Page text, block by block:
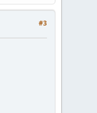
#3